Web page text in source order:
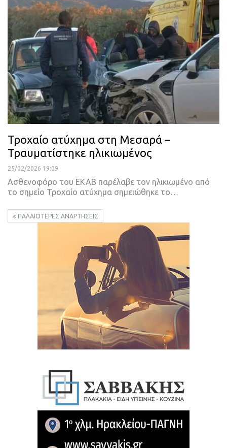
Τροχαίο ατύχημα στη Μεσαρά –
Τραυματίστηκε ηλικιωμένος
25/02/2026 19:09
Ασθενοφόρο του ΕΚΑΒ παρέλαβε τον ηλικιωμένο από
το σημείο Τροχαίο ατύχημα σημειώθηκε το…
ΠΑΛΑΙΌΤΕΡΕΣ ΑΝΑΡΤΉΣΕΙΣ